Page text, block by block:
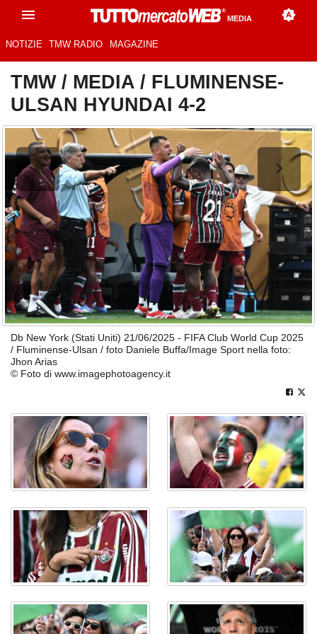
MEDIA
NOTIZIE TMW RADIO MAGAZINE
TMW/ MEDIA / FLUMINENSE-
ULSAN HYUNDAI 4-2
Db New York (Stati Uniti) 21/06/2025 - FIFA Club World Cup 2025
/ Fluminense-Ulsan / foto Daniele Buffa/Image Sport nella foto:
Jhon Arias
© Foto di www.imagephotoagency.it